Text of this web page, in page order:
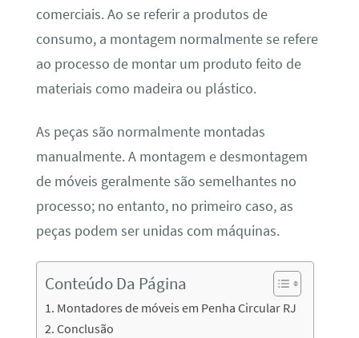
comerciais. Ao se referir a produtos de
consumo, a montagem normalmente se refere
ao processo de montar um produto feito de
materiais como madeira ou plástico.
As peças são normalmente montadas
manualmente. A montagem e desmontagem
de móveis geralmente são semelhantes no
processo; no entanto, no primeiro caso, as
peças podem ser unidas com máquinas.
Conteúdo Da Página
Montadores de móveis em Penha Circular RJ
Conclusão